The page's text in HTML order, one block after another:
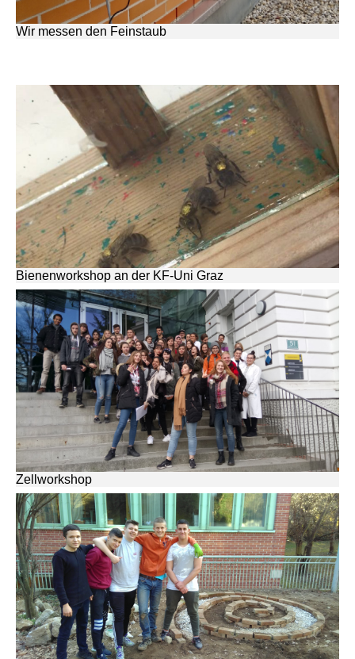
Wir messen den Feinstaub
Bienenworkshop an der KF-Uni Graz
Zellworkshop